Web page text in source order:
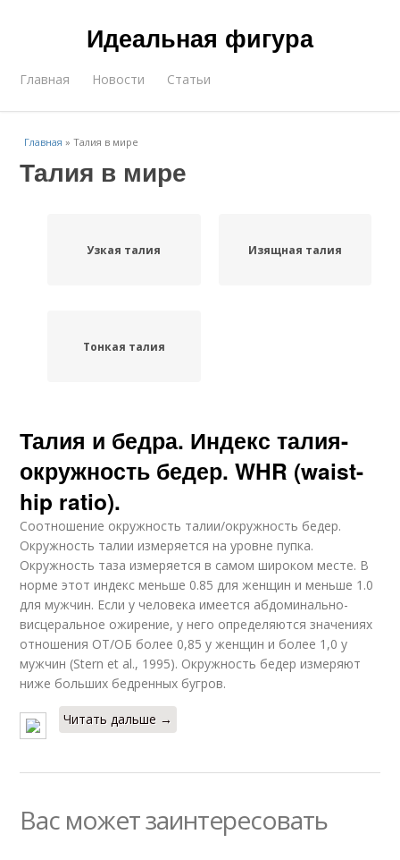
Идеальная фигура
Главная Новости Статьи
Главная »Талия в мире
Талия в мире
Узкая талия Изящная талия
Тонкая талия
Талия и бедра. Индекс талия-
окружность бедер. WHR (waist-
hip ratio).
Соотношение окружность талии/окружность бедер.
Окружность талии измеряется на уровне пупка.
Окружность таза измеряется в самом широком месте. В
норме этот индекс меньше 0.85 для женщин и меньше 1.0
для мужчин. Если у человека имеется абдоминально-
висцеральное ожирение, у него определяются значениях
отношения ОТ/ОБ более 0,85 у женщин и более 1,0 у
мужчин (Stern et al., 1995). Окружность бедер измеряют
ниже больших бедренных бугров.
Читать дальше →
Вас может заинтересовать